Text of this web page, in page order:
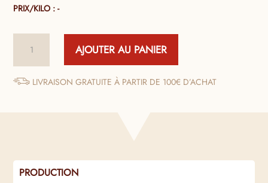
PRIX/KILO : -
Laitue
de
AJOUTER AU PANIER
LIVRAISON GRATUITE À PARTIR DE 100€ D’ACHAT
PRODUCTION